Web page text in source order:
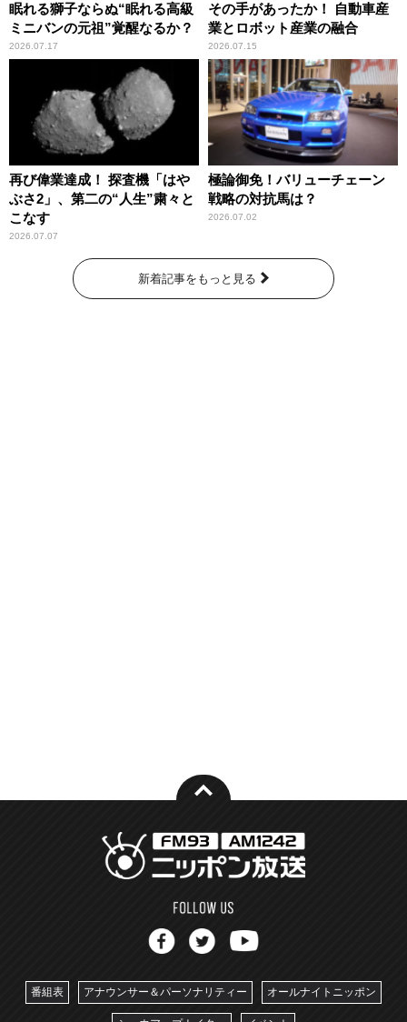
眠れる獅子ならぬ“眠れる高級
ミニバンの元祖”覚醒なるか？
2026.07.17
その手があったか！ 自動車産
業とロボット産業の融合
2026.07.15
再び偉業達成！ 探査機「はや
ぶさ2」、第二の“人生”粛々と
こなす
2026.07.07
極論御免！バリューチェーン
戦略の対抗馬は？
2026.07.02
新着記事をもっと見る
番組表 アナウンサー＆パーソナリティー オールナイトニッポン